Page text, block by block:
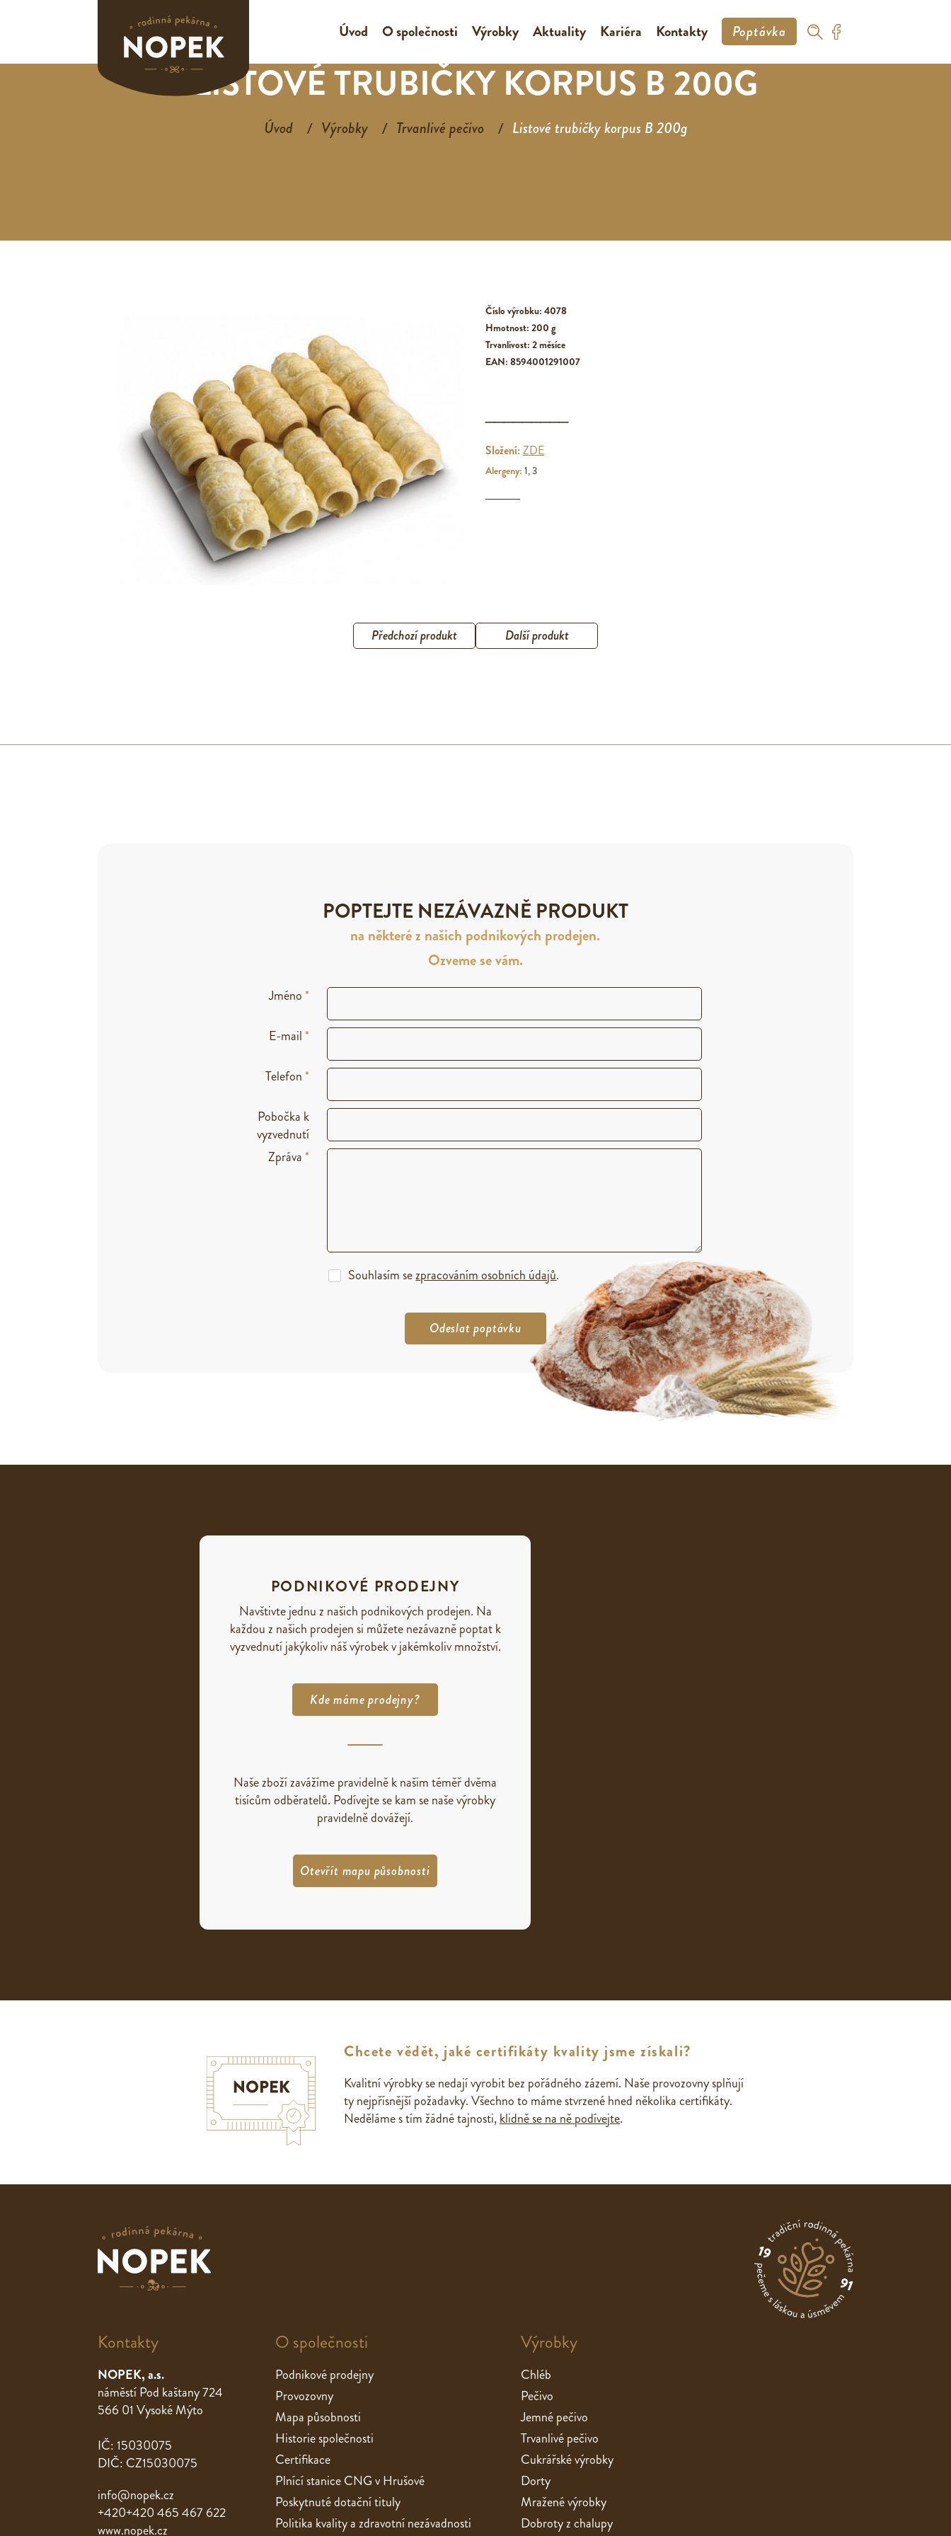
Úvod O společnosti Výrobky Aktuality Kariéra Kontakty Poptávka
LISTOVÉ TRUBIČKY KORPUS B 200G
Úvod Výrobky Trvanlivé pečivo Listové trubičky korpus B 200g
Číslo výrobku: 4078
Hmotnost: 200 g
Trvanlivost: 2 měsíce
EAN: 8594001291007
Složení:ZDE
Alergeny: 1, 3
Předchozí produkt Další produkt
POPTEJTE NEZÁVAZNĚ PRODUKT
na některé z našich podnikových prodejen.
Ozveme se vám.
Jméno*
E-mail*
Telefon*
Pobočka k
vyzvednutí
Zpráva*
Souhlasím sezpracováním osobních údajů.
PODNIKOVÉ PRODEJNY
Navštivte jednu z našich podnikových prodejen. Na
každou z našich prodejen si můžete nezávazně poptat k
vyzvednutí jakýkoliv náš výrobek v jakémkoliv množství.
Kde máme prodejny?
Naše zboží zavážíme pravidelně k našim téměř dvěma
tisícům odběratelů. Podívejte se kam se naše výrobky
pravidelně dovážejí.
Otevřít mapu působnosti
Chcete vědět, jaké certifikáty kvality jsme získali?
Kvalitní výrobky se nedají vyrobit bez pořádného zázemí. Naše provozovny splňují
ty nejpřísnější požadavky. Všechno to máme stvrzené hned několika certifikáty.
Neděláme s tím žádné tajnosti,klidně se na ně podívejte.
Kontakty
NOPEK, a.s.
náměstí Pod kaštany 724
566 01 Vysoké Mýto
IČ: 15030075
DIČ: CZ15030075
info@nopek.cz
+420+420 465 467 622
www.nopek.cz
O společnosti
Podnikové prodejny
Provozovny
Mapa působnosti
Historie společnosti
Certifikace
Plnící stanice CNG v Hrušové
Poskytnuté dotační tituly
Politika kvality a zdravotní nezávadnosti
Výrobky
Chléb
Pečivo
Jemné pečivo
Trvanlivé pečivo
Cukrářské výrobky
Dorty
Mražené výrobky
Dobroty z chalupy